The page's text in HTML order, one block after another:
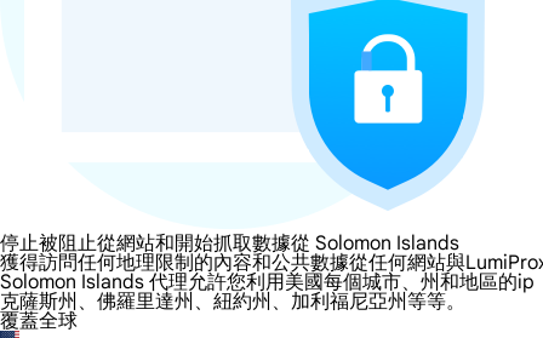
停止被阻止從網站和開始抓取數據從 Solomon Islands
獲得訪問任何地理限制的內容和公共數據從任何網站與
Solomon Islands 代理允許您利用美國每個城市、州和地區的
克薩斯州、佛羅里達州、紐約州、加利福尼亞州等等。
覆蓋全球